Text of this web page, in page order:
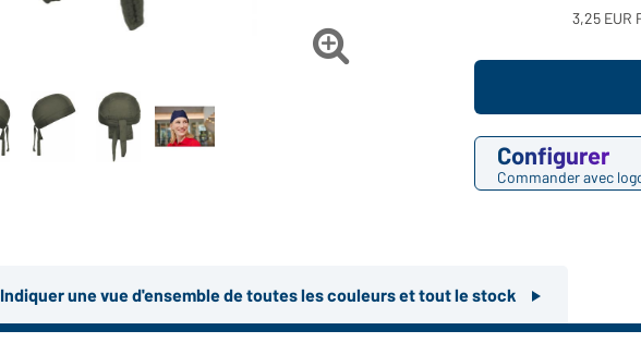

3,25 EUR
Configurer
Commander avec
Indiquer une vue d'ensemble de toutes les couleurs et tout le stock